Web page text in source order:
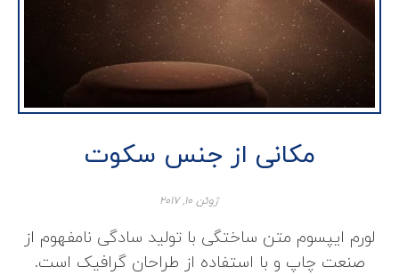
مکانی از جنس سکوت
ژوئن ۱۰, ۲۰۱۷
لورم ایپسوم متن ساختگی با تولید سادگی نامفهوم از
صنعت چاپ و با استفاده از طراحان گرافیک است.